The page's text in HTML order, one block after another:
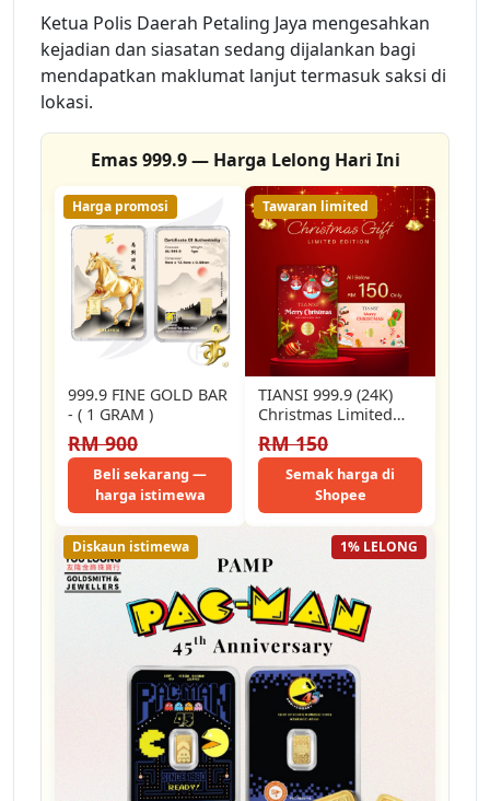
Ketua Polis Daerah Petaling Jaya mengesahkan
kejadian dan siasatan sedang dijalankan bagi
mendapatkan maklumat lanjut termasuk saksi di
lokasi.
Emas 999.9 — Harga Lelong Hari Ini
Harga promosi
999.9 FINE GOLD BAR
- ( 1 GRAM )
RM 900
Beli sekarang —
harga istimewa
Tawaran limited
TIANSI 999.9 (24K)
Christmas Limited
Edition Gold Bar -
[0.05gram Fine Gold]
RM 150
Semak harga di
Shopee
1% LELONG
Diskaun istimewa